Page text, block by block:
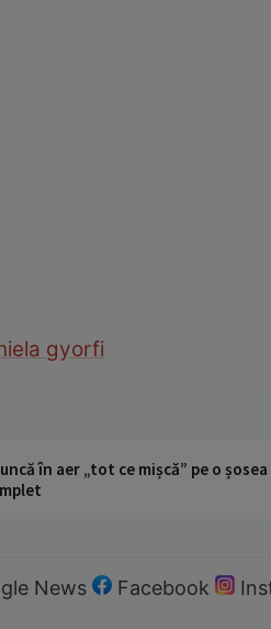
gyorfi
în aer „tot ce mișcă” pe o
News Facebook